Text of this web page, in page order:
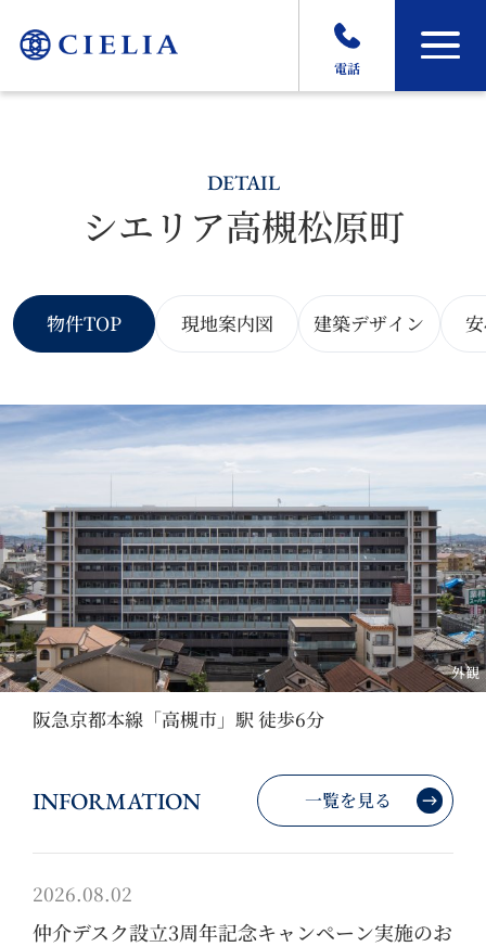
電話
DETAIL
シエリア高槻松原町
物件TOP 現地案内図 建築デザイン
外観
阪急京都本線「高槻市」駅 徒歩6分
INFORMATION 一覧を見る
2026.08.02
仲介デスク設立3周年記念キャンペーン実施のお